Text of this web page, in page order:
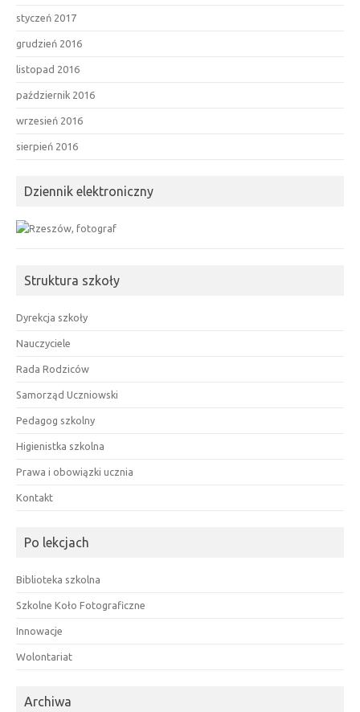
styczeń 2017
grudzień 2016
listopad 2016
październik 2016
wrzesień 2016
sierpień 2016
Dziennik elektroniczny
Struktura szkoły
Dyrekcja szkoły
Nauczyciele
Rada Rodziców
Samorząd Uczniowski
Pedagog szkolny
Higienistka szkolna
Prawa i obowiązki ucznia
Kontakt
Po lekcjach
Biblioteka szkolna
Szkolne Koło Fotograficzne
Innowacje
Wolontariat
Archiwa